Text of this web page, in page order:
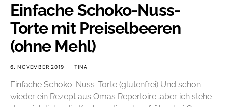
Einfache Schoko-Nuss-
Torte mit Preiselbeeren
(ohne Mehl)
6. NOVEMBER 2019 TINA
Einfache Schoko-Nuss-Torte (glutenfrei) Und schon
wieder ein Rezept aus Omas Repertoire…aber ich stehe